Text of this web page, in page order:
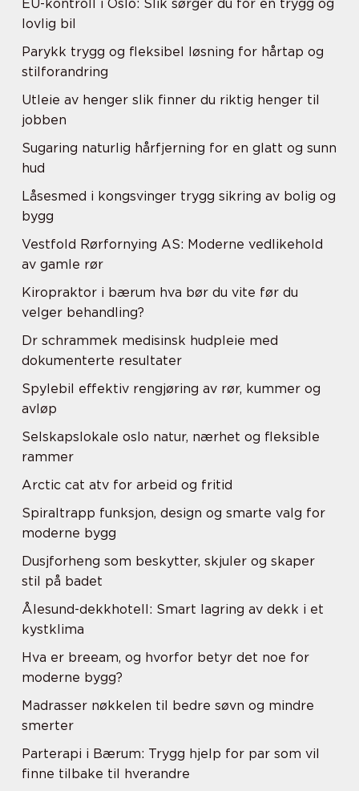
EU-kontroll i Oslo: Slik sørger du for en trygg og
lovlig bil
Parykk trygg og fleksibel løsning for hårtap og
stilforandring
Utleie av henger slik finner du riktig henger til
jobben
Sugaring naturlig hårfjerning for en glatt og sunn
hud
Låsesmed i kongsvinger trygg sikring av bolig og
bygg
Vestfold Rørfornying AS: Moderne vedlikehold
av gamle rør
Kiropraktor i bærum hva bør du vite før du
velger behandling?
Dr schrammek medisinsk hudpleie med
dokumenterte resultater
Spylebil effektiv rengjøring av rør, kummer og
avløp
Selskapslokale oslo natur, nærhet og fleksible
rammer
Arctic cat atv for arbeid og fritid
Spiraltrapp funksjon, design og smarte valg for
moderne bygg
Dusjforheng som beskytter, skjuler og skaper
stil på badet
Ålesund-dekkhotell: Smart lagring av dekk i et
kystklima
Hva er breeam, og hvorfor betyr det noe for
moderne bygg?
Madrasser nøkkelen til bedre søvn og mindre
smerter
Parterapi i Bærum: Trygg hjelp for par som vil
finne tilbake til hverandre